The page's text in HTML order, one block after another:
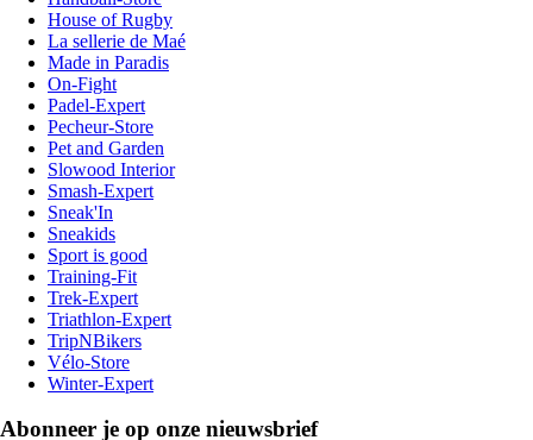
House of Rugby
La sellerie de Maé
Made in Paradis
On-Fight
Padel-Expert
Pecheur-Store
Pet and Garden
Slowood Interior
Smash-Expert
Sneak'In
Sneakids
Sport is good
Training-Fit
Trek-Expert
Triathlon-Expert
TripNBikers
Vélo-Store
Winter-Expert
Abonneer je op onze nieuwsbrief